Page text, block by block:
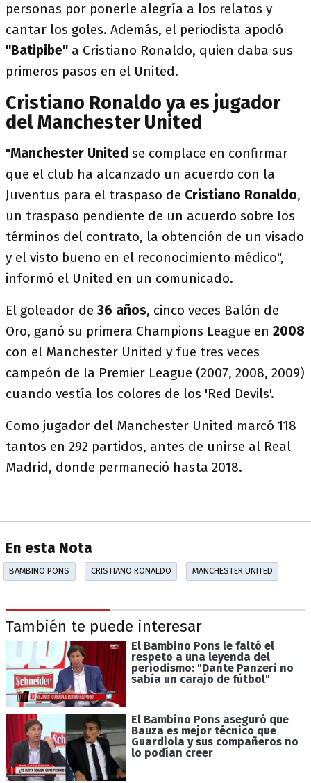
personas por ponerle alegría a los relatos y
cantar los goles. Además, el periodista apodó
"Batipibe" a Cristiano Ronaldo, quien daba sus
primeros pasos en el United.
Cristiano Ronaldo ya es jugador
del Manchester United
"Manchester United se complace en confirmar
que el club ha alcanzado un acuerdo con la
Juventus para el traspaso de Cristiano Ronaldo,
un traspaso pendiente de un acuerdo sobre los
términos del contrato, la obtención de un visado
y el visto bueno en el reconocimiento médico",
informó el United en un comunicado.
El goleador de 36 años, cinco veces Balón de
Oro, ganó su primera Champions League en 2008
con el Manchester United y fue tres veces
campeón de la Premier League (2007, 2008, 2009)
cuando vestía los colores de los 'Red Devils'.
Como jugador del Manchester United marcó 118
tantos en 292 partidos, antes de unirse al Real
Madrid, donde permaneció hasta 2018.
En esta Nota
BAMBINO PONS CRISTIANO RONALDO MANCHESTER UNITED
También te puede interesar
El Bambino Pons le faltó el
respeto a una leyenda del
periodismo: "Dante Panzeri no
sabía un carajo de fútbol"
El Bambino Pons aseguró que
Bauza es mejor técnico que
Guardiola y sus compañeros no
lo podían creer